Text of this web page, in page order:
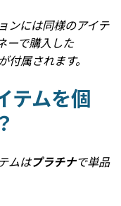
ンには同様のアイテ
ーで購入した
属されます。
テムを個
ムはプラチナで単品